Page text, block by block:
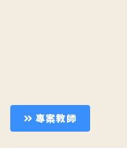
專案教師